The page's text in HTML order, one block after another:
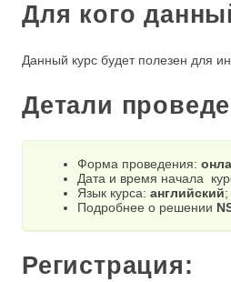
Для кого
Данный курс будет полезен для
Детали
Форма проведения:
Дата и время начала
Язык курса: английский;
Подробнее о решении
Регистрация: